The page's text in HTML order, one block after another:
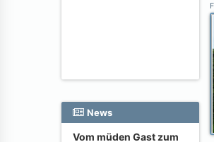
News
Vom müden Gast zum